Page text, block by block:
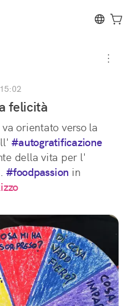
felicità
va orientato verso la
#autogratificazione
della vita per l'
#foodpassion